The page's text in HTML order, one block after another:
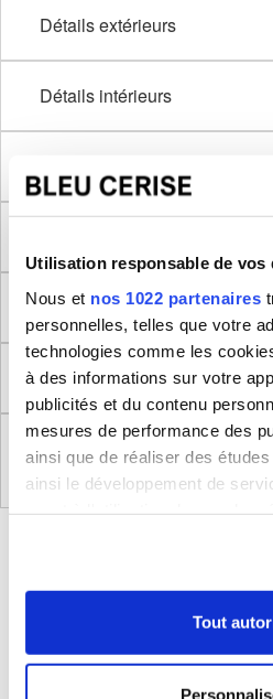
Utilisation responsable de vos
Nous et nos 1022 partenaires
personnelles, telles que votre
technologies comme les
à des informations sur votre
publicités et du contenu
mesures de performance des
ainsi que de réaliser des
ainsi le développement de
tout moment en consultant la
cookies ou en cliquant sur
Collecter des
Tout
Détails extérieurs
Détails intérieurs
Dimensions produit
Retour
Règlement (UE) 2023/988
Générale des Produits
BLEUCERISE VOUS